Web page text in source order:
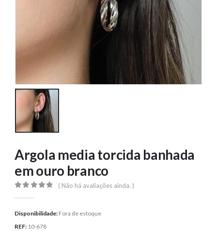
Argola media torcida banhada
em ouro branco
( Não há avaliações ainda. )
Disponibilidade: Fora de estoque
REF: 10-678